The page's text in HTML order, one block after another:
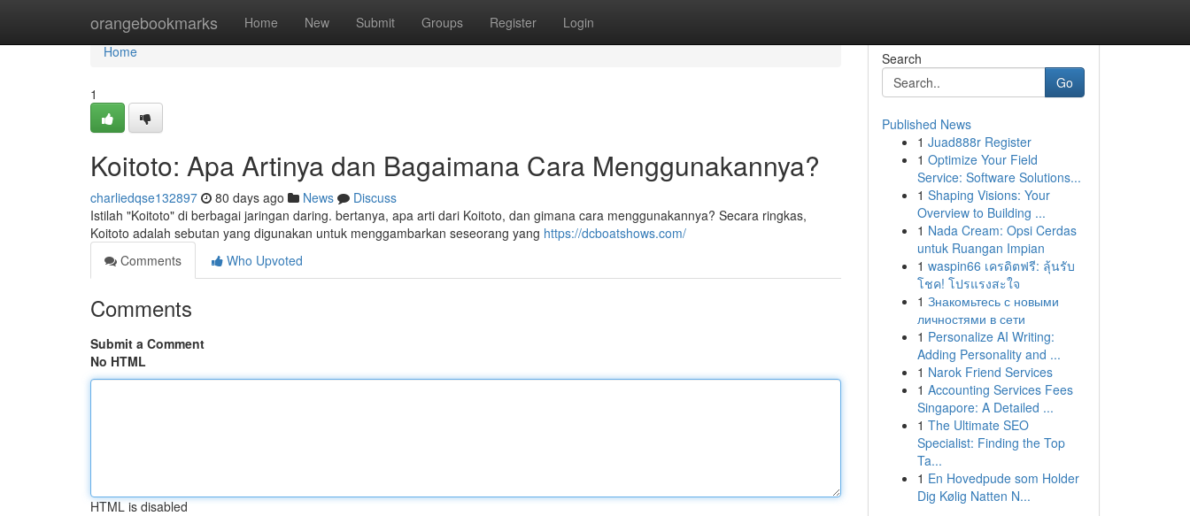
orangebookmarks Home New Submit Groups Register Login
Home
Home
1
Koitoto: Apa Artinya dan Bagaimana Cara Menggunakannya?
charliedqse132897 80 days ago News
Discuss
Istilah "Koitoto" di berbagai jaringan daring. bertanya, apa arti dari Koitoto, dan gimana cara menggunakannya? Secara ringkas,
Koitoto adalah sebutan yang digunakan untuk menggambarkan seseorang yang https://dcboatshows.com/
Comments
Who Upvoted
Comments
Submit a Comment
No HTML
HTML is disabled
Search
Go
Published News
1 Juad888r Register
1 Optimize Your Field
Service: Software Solutions...
1 Shaping Visions: Your
Overview to Building ...
1 Nada Cream: Opsi Cerdas
untuk Ruangan Impian
1 waspin66 เครดิตฟรี: ลุ้นรับ
โชค! โปรแรงสะใจ
1 Знакомьтесь с новыми
личностями в сети
1 Personalize AI Writing:
Adding Personality and ...
1 Narok Friend Services
1 Accounting Services Fees
Singapore: A Detailed ...
1 The Ultimate SEO
Specialist: Finding the Top
Ta...
1 En Hovedpude som Holder
Dig Kølig Natten N...